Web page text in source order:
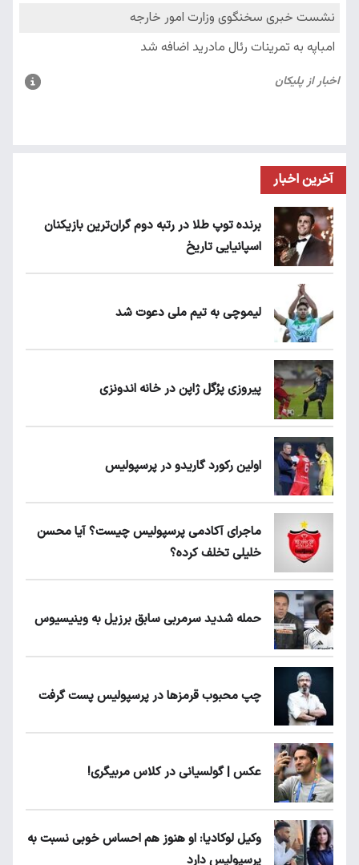
آخرین اخبار
برنده توپ طلا در رتبه دوم گران‌ترین بازیکنان
اسپانیایی تاریخ
لیموچی به تیم ملی دعوت شد
پیروزی پرُگل ژاپن در خانه اندونزی
اولین رکورد گاریدو در پرسپولیس
ماجرای آکادمی پرسپولیس چیست؟ آیا محسن
خلیلی تخلف کرده؟
حمله شدید سرمربی سابق برزیل به وینیسیوس
چپ محبوب قرمزها در پرسپولیس پست گرفت
عکس | گولسیانی در کلاس مربیگری!
وکیل لوکادیا: او هنوز هم احساس خوبی نسبت به
پرسپولیس دارد